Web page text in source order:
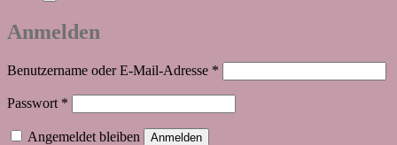
Anmelden
Benutzername oder E-Mail-Adresse *
Passwort *
Angemeldet bleiben Anmelden